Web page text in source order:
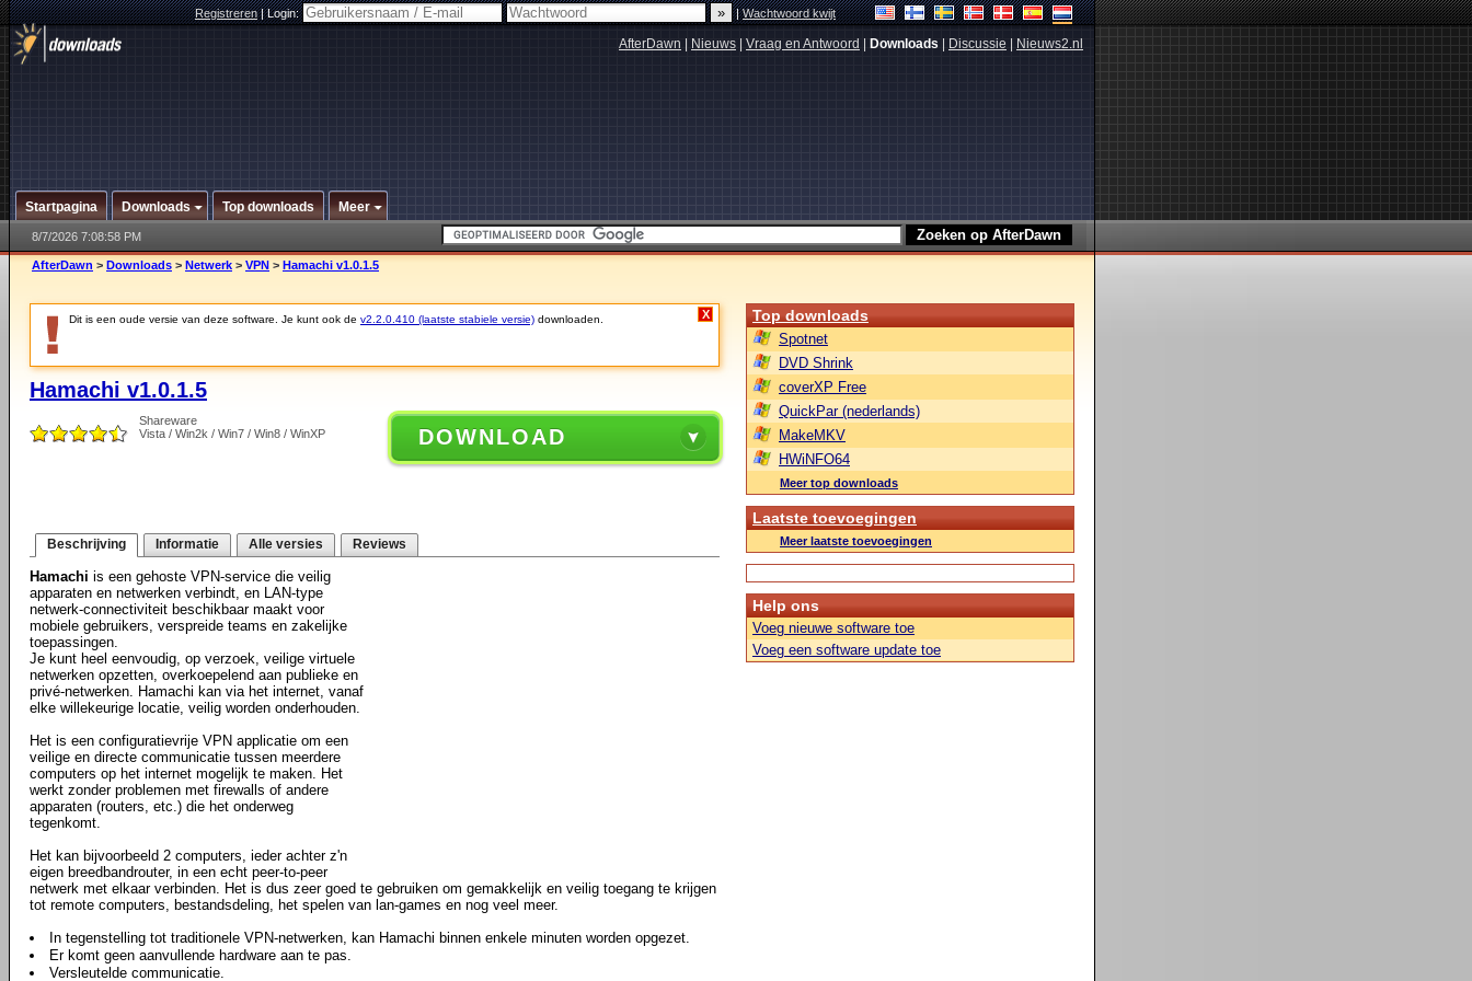
Registreren|Login: |Wachtwoord kwijt
AfterDawn Nieuws Vraag en Antwoord Downloads Discussie Nieuws2.nl
Startpagina Downloads Top downloads Meer
8/7/2026 7:08:58 PM
AfterDawn > Downloads > Netwerk > VPN > Hamachi v1.0.1.5
Dit is een oude versie van deze software. Je kunt ook de v2.2.0.410 (laatste stabiele versie) downloaden. X
Hamachi v1.0.1.5
Shareware
Vista / Win2k / Win7 / Win8 / WinXP
DOWNLOAD
Beschrijving Informatie Alle versies Reviews
Hamachi is een gehoste VPN-service die veilig
apparaten en netwerken verbindt, en LAN-type
netwerk-connectiviteit beschikbaar maakt voor
mobiele gebruikers, verspreide teams en zakelijke
toepassingen.
Je kunt heel eenvoudig, op verzoek, veilige virtuele
netwerken opzetten, overkoepelend aan publieke en
privé-netwerken. Hamachi kan via het internet, vanaf
elke willekeurige locatie, veilig worden onderhouden.
Het is een configuratievrije VPN applicatie om een
veilige en directe communicatie tussen meerdere
computers op het internet mogelijk te maken. Het
werkt zonder problemen met firewalls of andere
apparaten (routers, etc.) die het onderweg
tegenkomt.
Het kan bijvoorbeeld 2 computers, ieder achter z'n
eigen breedbandrouter, in een echt peer-to-peer
netwerk met elkaar verbinden. Het is dus zeer goed te gebruiken om gemakkelijk en veilig toegang te krijgen
tot remote computers, bestandsdeling, het spelen van lan-games en nog veel meer.
In tegenstelling tot traditionele VPN-netwerken, kan Hamachi binnen enkele minuten worden opgezet.
Er komt geen aanvullende hardware aan te pas.
Versleutelde communicatie.
Top downloads
Spotnet
DVD Shrink
coverXP Free
QuickPar (nederlands)
MakeMKV
HWiNFO64
Meer top downloads
Laatste toevoegingen
Meer laatste toevoegingen
Help ons
Voeg nieuwe software toe
Voeg een software update toe